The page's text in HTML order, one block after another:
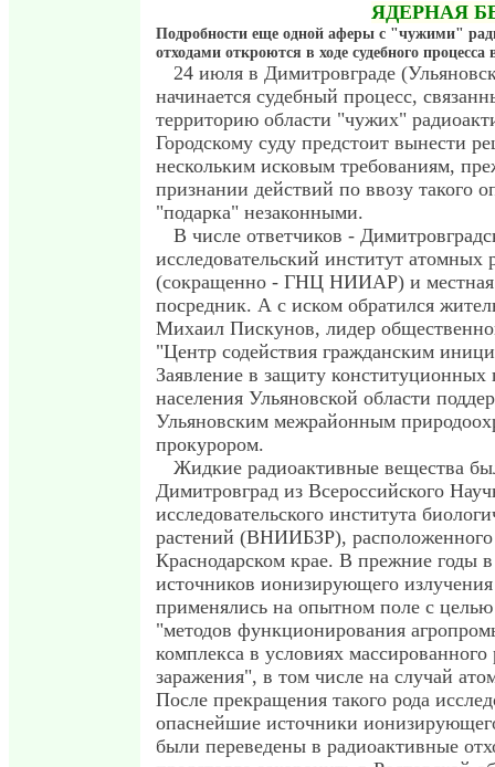
ЯДЕРНАЯ
Подробности еще одной аферы с "чужими"
отходами откроются в ходе судебного
24 июля в Димитровграде
начинается судебный процесс,
территорию области "чужих"
Городскому суду предстоит вынести
нескольким исковым требованиям,
признании действий по ввозу такого
"подарка" незаконными.
В числе ответчиков -
исследовательский институт атомных
(сокращенно - ГНЦ НИИАР) и местная
посредник. А с иском обратился
Михаил Пискунов, лидер
"Центр содействия гражданским
Заявление в защиту конституционных
населения Ульяновской области
Ульяновским межрайонным
прокурором.
Жидкие радиоактивные вещества
Димитровград из Всероссийского
исследовательского института
растений (ВНИИБЗР),
Краснодарском крае. В прежние годы в
источников ионизирующего
применялись на опытном поле с целью
"методов функционирования
комплекса в условиях
заражения", в том числе на случай
После прекращения такого рода
опаснейшие источники
были переведены в радиоактивные